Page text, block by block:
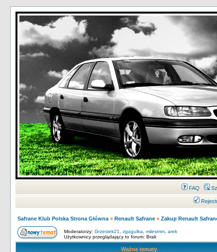
FAQ
Safrane Klub Polska Strona Główna » Renault Safrane » Zakup Renault
Moderatorzy: Grzesiek21 zgagulka milesmm arek
Użytkownicy przeglądający to forum: Brak
Ważne tematy